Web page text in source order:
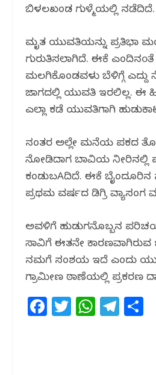
b
o
o
k
r A
p
p
ra
m
ಬಿಳಲಖಂಡ ಗುಳ್ಮೆಯಲ್ಲಿ ನಡೆದಿದೆ.
ಮೃತ ಯುವತಿಯನ್ನು ಪ್ರತಿಭಾ
ಗುರುತಿಸಲಾಗಿದೆ. ಈಕೆ
ಮಲಗಿಕೊಂಡವಳು ಬೆಳಿಗ್ಗೆ
ಜಾಗದಲ್ಲಿ ಯುವತಿ ಇರಲಿಲ್ಲ. ಈ
ಎಲ್ಲಾ ಕಡೆ ಯುವತಿಗಾಗಿ
ನಂತರ ಅಲ್ಲೇ ಮನೆಯ ಪಕ್ಕದ
ನೋಡಿದಾಗ ಬಾವಿಯ ನೀರಿನಲ್ಲಿ
ಕಂಡುಬAದಿದೆ. ಈಕೆ ಬೈಂದೂರಿನ
ಪ್ರಥಮ ವರ್ಷದ ಡಿಗ್ರಿ ವ್ಯಾಸಂಗ
ಅವಳಿಗೆ ಹುಡುಗನೊಬ್ಬನ
ಸಾವಿಗೆ ಈತನೇ
ನಮಗೆ ಸಂಶಯ ಇದೆ ಎಂದು
ಗ್ರಾಮೀಣ ಠಾಣೆಯಲ್ಲಿ ಪ್ರಕರಣ
F T W T